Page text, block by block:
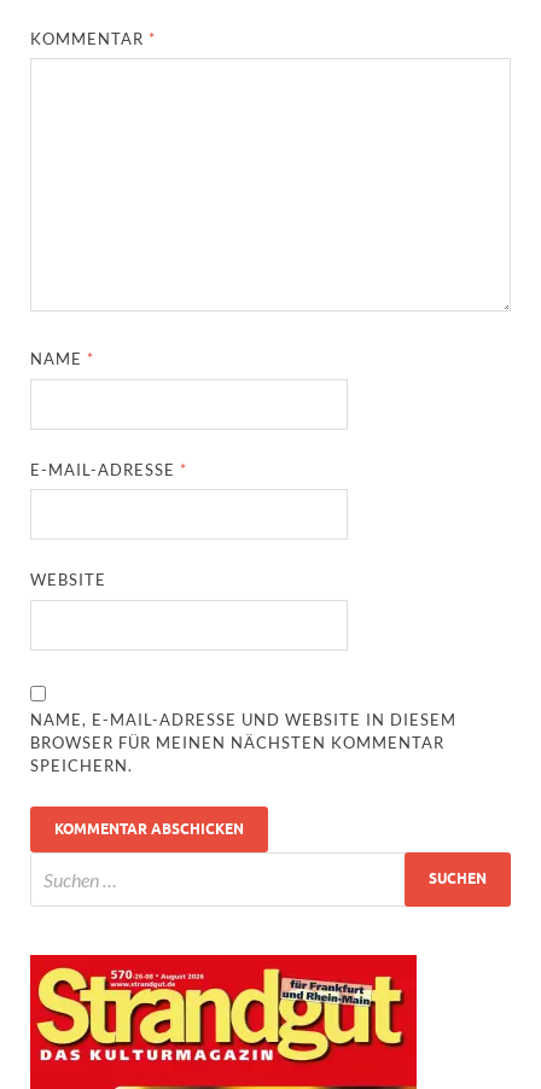
KOMMENTAR *
NAME *
E-MAIL-ADRESSE *
WEBSITE
NAME, E-MAIL-ADRESSE UND WEBSITE IN DIESEM
BROWSER FÜR MEINEN NÄCHSTEN KOMMENTAR
SPEICHERN.